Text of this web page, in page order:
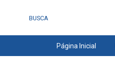
BUSCA
Página Inicial